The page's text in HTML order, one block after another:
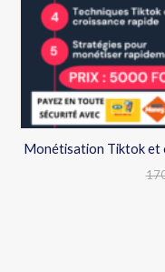
Monétisation Tiktok et